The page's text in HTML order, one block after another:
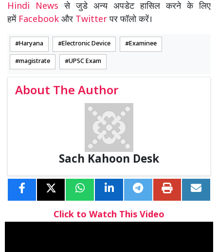
Hindi Newsसे जुडे अन्य अपडेट हासिल करने के लिए
हमें Facebook और Twitterपर फॉलो करें।
Haryana Electronic Device Examinee
magistrate UPSC Exam
About The Author
Sach Kahoon Desk
Click to Watch This Video